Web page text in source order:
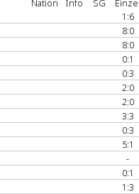
Nation Info SG Einzel
1:6
8:0
8:0
0:1
0:3
2:0
2:0
3:3
0:3
5:1
-
0:1
1:3